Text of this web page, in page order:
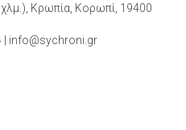
Κρωπία, Κορωπί, 19400
| info@sychroni.gr